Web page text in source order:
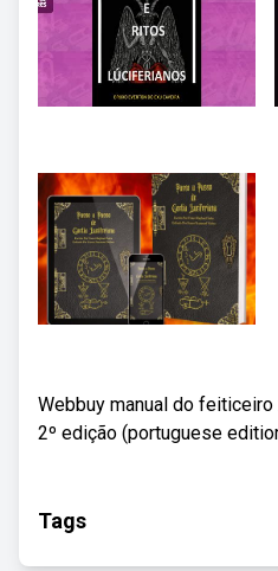
Webbuy manual do
2º edição (portuguese
Tags